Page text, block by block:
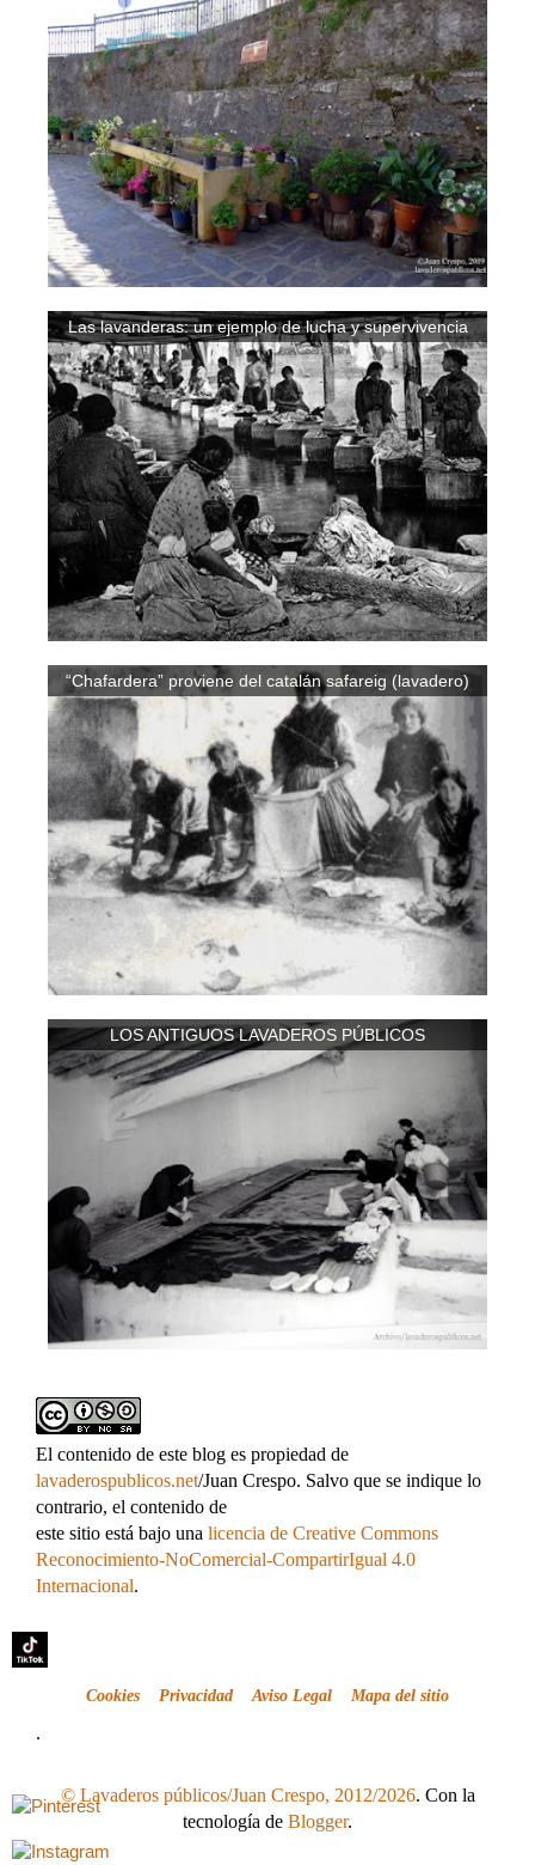
Las lavanderas: un ejemplo de lucha y supervivencia
“Chafardera” proviene del catalán safareig (lavadero)
LOS ANTIGUOS LAVADEROS PÚBLICOS
El contenido de este blog es propiedad de
lavaderospublicos.net/Juan Crespo. Salvo que se indique lo
contrario, el contenido de
este sitio está bajo una licencia de Creative Commons
Reconocimiento-NoComercial-CompartirIgual 4.0
Internacional.
Cookies Privacidad Aviso Legal Mapa del sitio
.
© Lavaderos públicos/Juan Crespo, 2012/2026. Con la
tecnología de Blogger.